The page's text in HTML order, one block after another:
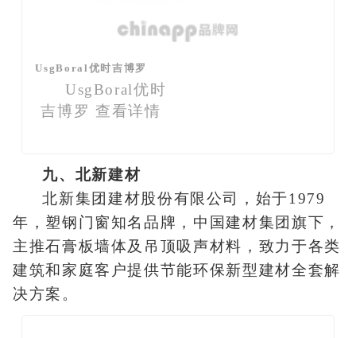
UsgBoral优时吉博罗
UsgBoral优时
吉博罗 查看详情
九、北新建材
北新集团建材股份有限公司，始于1979
年，塑钢门窗知名品牌，中国建材集团旗下，
主推石膏板墙体及吊顶吸声材料，致力于各类
建筑和家庭客户提供节能环保新型建材全套解
决方案。